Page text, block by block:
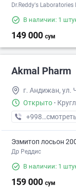
Dr.Reddy's
В наличии: 1
149 000 сум
Akmal Pharm
г. Андижан, ул.
Открыто ·
+998 (91) XXX-
смотреть
Эзмитоп лосьон
Др Реддис
В наличии: 1
159 000 сум